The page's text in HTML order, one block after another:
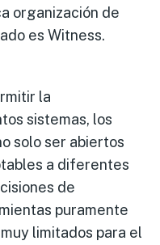
organización de
es Witness.
la
sistemas, los
solo ser abiertos
a diferentes
de
puramente
limitados para el